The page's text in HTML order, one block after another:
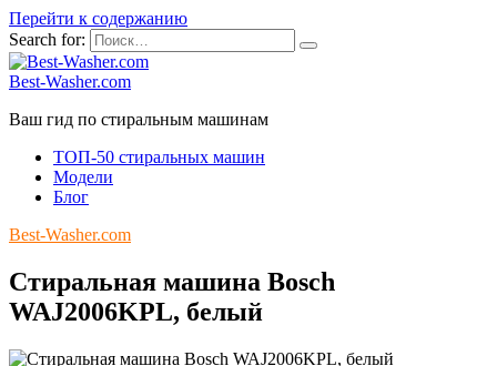
Перейти к содержанию
Search for:
Best-Washer.com
Ваш гид по стиральным машинам
ТОП-50 стиральных машин
Модели
Блог
Best-Washer.com
Стиральная машина Bosch
WAJ2006KPL, белый